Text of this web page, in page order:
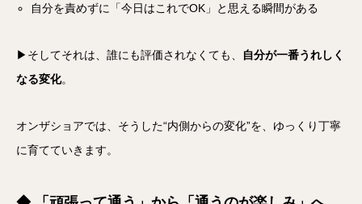
自分を責めずに「今日はこれでOK」と思える瞬間がある
▶そしてそれは、誰にも評価されなくても、
自分が一番うれしく
なる変化。
オンザショアでは、そうした“内側からの変化”を、ゆっくり丁寧
に育てていきます。